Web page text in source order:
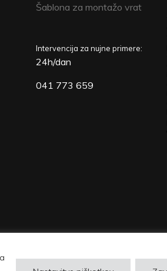
Šablona za montažo vrat
Intervencija za nujne primere:
24h/dan
041 773 659
zasebnosti| Izdelava spletne strani